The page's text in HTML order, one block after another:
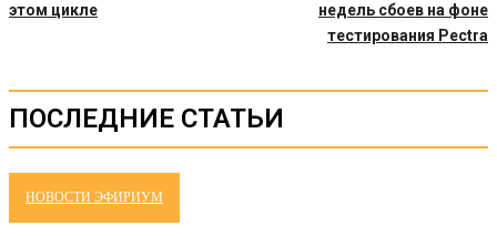
этом цикле
недель сбоев на фоне
тестирования Pectra
ПОСЛЕДНИЕ СТАТЬИ
НОВОСТИ ЭФИРИУМ